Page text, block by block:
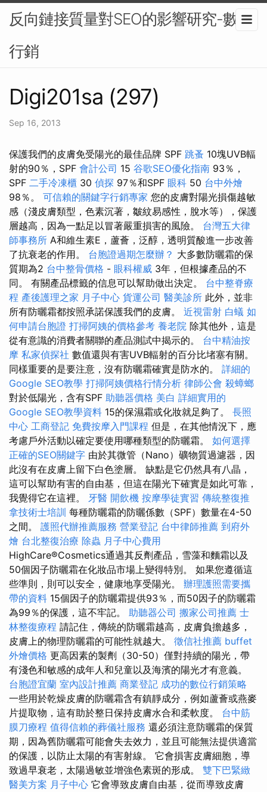
反向鏈接質量對SEO的影響研究-數位
行銷
Digi201sa (297)
Sep 16, 2013
保護我們的皮膚免受陽光的最佳品牌 SPF 跳蚤 10塊UVB輻
射的90％，SPF 會計公司 15 谷歌SEO優化指南 93％，
SPF 二手冷凍櫃 30 偵探 97％和SPF 眼科 50 台中外燴
98％。 可信賴的關鍵字行銷專家 您的皮膚對陽光損傷越敏
感（淺皮膚類型，色素沉著，皺紋易感性，脫水等），保護
層越高，因為一點足以冒著嚴重損害的風險。 台灣五大律
師事務所 A和維生素E，蘆薈，泛醇，透明質酸進一步改善
了抗衰老的作用。 台胞證過期怎麼辦？ 大多數防曬霜的保
質期為2 台中整骨價格 - 眼科權威 3年，但根據產品的不
同。 有關產品標籤的信息可以幫助做出決定。 台中整脊療
程 產後護理之家 月子中心 貨運公司 醫美診所 此外，並非
所有防曬霜都按照承諾保護我們的皮膚。 近視雷射 白蟻 如
何申請台胞證 打掃阿姨的價格參考 養老院 除其他外，這是
從有意識的消費者關聯的產品測試中揭示的。 台中精油按
摩 私家偵探社 數值還與有害UVB輻射的百分比堵塞有關。
同樣重要的是要注意，沒有防曬霜確實是防水的。 詳細的
Google SEO教學 打掃阿姨價格行情分析 律師公會 殺蟑螂
對於低陽光，含有SPF 助聽器價格 美白 詳細實用的
Google SEO教學資料 15的保濕霜或化妝就足夠了。 長照
中心 工商登記 免費按摩入門課程 但是，在其他情況下，應
考慮戶外活動以確定要使用哪種類型的防曬霜。 如何選擇
正確的SEO關鍵字 由於其微管（Nano）礦物質過濾器，因
此沒有在皮膚上留下白色塗層。 缺點是它仍然具有八晶，
這可以幫助有害的自由基，但這在陽光下確實是如此可靠，
我覺得它在這裡。 牙醫 開飲機 按摩學徒實習 傳統整復推
拿技術士培訓 每種防曬霜的防曬係數（SPF）數量在4-50
之間。 護照代辦推薦服務 營業登記 台中律師推薦 到府外
燴 台北整復治療 除蟲 月子中心費用
HighCare®Cosmetics通過其反劑產品，雪藻和麵霜以及
50個因子防曬霜在化妝品市場上變得特別。 如果您遵循這
些準則，則可以安全，健康地享受陽光。 辦理護照需要攜
帶的資料 15個因子的防曬霜提供93％，而50因子的防曬霜
為99％的保護，這不牢記。 助聽器公司 搬家公司推薦 士
林整復療程 請記住，傳統的防曬霜越高，皮膚負擔越多，
皮膚上的物理防曬霜的可能性就越大。 徵信社推薦 buffet
外燴價格 更高因素的製劑（30-50）僅對持續的陽光，帶
有淺色和敏感的成年人和兒童以及海濱的陽光才有意義。
台胞證宜蘭 室內設計推薦 商業登記 成功的數位行銷策略
一些用於乾燥皮膚的防曬霜含有鎮靜成分，例如蘆薈或燕麥
片提取物，這有助於整日保持皮膚水合和柔軟度。 台中筋
膜刀療程 值得信賴的葬儀社服務 還必須注意防曬霜的保質
期，因為舊防曬霜可能會失去效力，並且可能無法提供適當
的保護，以防止太陽的有害射線。 它會損害皮膚細胞，導
致過早衰老，太陽過敏並增強色素斑的形成。 雙下巴緊緻
醫美方案 月子中心 它會導致皮膚自由基，從而導致皮膚